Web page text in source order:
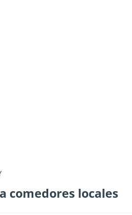
comedores locales